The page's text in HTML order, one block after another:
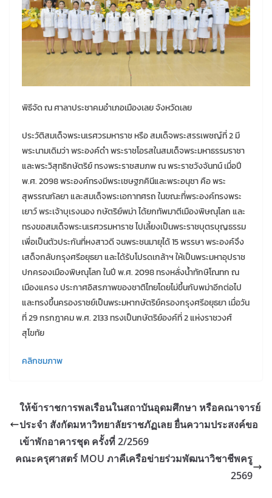
พิธีจัด ณ ศาลาประชาคมอำเภอเมืองเลย จังหวัดเลย
ประวัติสมเด็จพระนเรศวรมหาราช หรือ สมเด็จพระสรรเพชญ์ที่ 2 มี
พระนามเดิมว่า พระองค์ดำ พระราชโอรสในสมเด็จพระมหาธรรมราชา
และพระวิสุทธิกษัตริย์ ทรงพระราชสมภพ ณ พระราชวังจันทน์ เมื่อปี
พ.ศ. 2098 พระองค์ทรงมีพระเชษฐภคินีและพระอนุชา คือ พระ
สุพรรณกัลยา และสมเด็จพระเอกาทศรถ ในขณะที่พระองค์ทรงพระ
เยาว์ พระเจ้าบุเรงนอง กษัตริย์พม่า ได้ยกทัพมาตีเมืองพิษณุโลก และ
ทรงขอสมเด็จพระนเรศวรมหาราช ไปเลี้ยงเป็นพระราชบุตรบุญธรรม
เพื่อเป็นตัวประกันที่หงสาวดี จนพระชนมายุได้ 15 พรรษา พระองค์จึง
เสด็จกลับกรุงศรีอยุธยา และได้รับโปรดเกล้าฯ ให้เป็นพระมหาอุปราช
ปกครองเมืองพิษณุโลก ในปี พ.ศ. 2098 ทรงหลั่งน้ำทักษิโณทก ณ
เมืองแครง ประกาศอิสรภาพของชาติไทยโดยไม่ขึ้นกับพม่าอีกต่อไป
และทรงขึ้นครองราชย์เป็นพระมหากษัตริย์ครองกรุงศรีอยุธยา เมื่อวัน
ที่ 29 กรกฎาคม พ.ศ. 2133 ทรงเป็นกษัตริย์องค์ที่ 2 แห่งราชวงศ์
สุโขทัย
คลิกชมภาพ
ให้ข้าราชการพลเรือนในสถาบันอุดมศึกษา หรือคณาจารย์
ประจำ สังกัดมหาวิทยาลัยราชภัฏเลย ยื่นความประสงค์ขอ
เข้าพักอาคารชุด ครั้งที่ 2/2569
คณะครุศาสตร์ MOU ภาคีเครือข่ายร่วมพัฒนาวิชาชีพครู
2569